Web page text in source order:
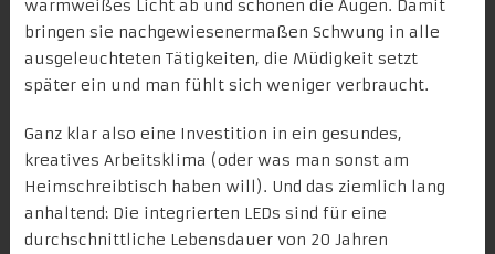
warmweißes Licht ab und schonen die Augen. Damit
bringen sie nachgewiesenermaßen Schwung in alle
ausgeleuchteten Tätigkeiten, die Müdigkeit setzt
später ein und man fühlt sich weniger verbraucht.
Ganz klar also eine Investition in ein gesundes,
kreatives Arbeitsklima (oder was man sonst am
Heimschreibtisch haben will). Und das ziemlich lang
anhaltend: Die integrierten LEDs sind für eine
durchschnittliche Lebensdauer von 20 Jahren